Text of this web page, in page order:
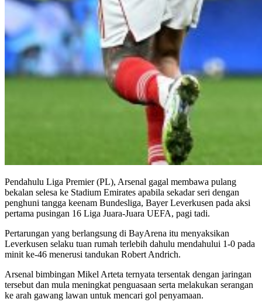
Pendahulu Liga Premier (PL), Arsenal gagal membawa pulang
bekalan selesa ke Stadium Emirates apabila sekadar seri dengan
penghuni tangga keenam Bundesliga, Bayer Leverkusen pada aksi
pertama pusingan 16 Liga Juara-Juara UEFA, pagi tadi.
Pertarungan yang berlangsung di BayArena itu menyaksikan
Leverkusen selaku tuan rumah terlebih dahulu mendahului 1-0 pada
minit ke-46 menerusi tandukan Robert Andrich.
Arsenal bimbingan Mikel Arteta ternyata tersentak dengan jaringan
tersebut dan mula meningkat penguasaan serta melakukan serangan
ke arah gawang lawan untuk mencari gol penyamaan.